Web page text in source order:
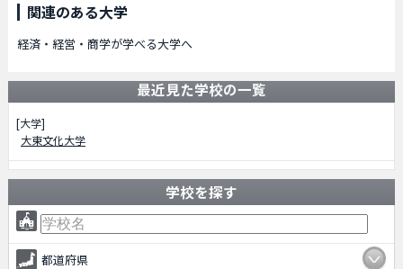
関連のある大学
経済・経営・商学が学べる大学へ
最近見た学校の一覧
[大学]
大東文化大学
学校を探す
都道府県